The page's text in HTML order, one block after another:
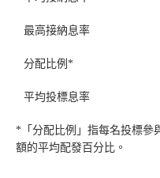
最高接納息率
分配比例*
平均投標息率
*「分配比例」指每名投標參
額的平均配發百分比。